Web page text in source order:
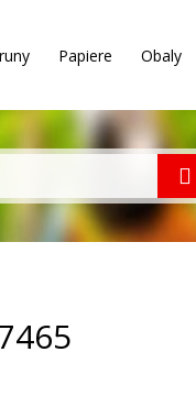
Papiere Obaly